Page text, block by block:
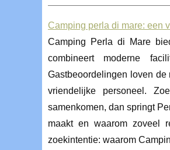
Camping perla di mare: een
Camping Perla di Mare
combineert moderne
Gastbeoordelingen loven
vriendelijke personeel.
samenkomen, dan springt
maakt en waarom zoveel
zoekintentie: waarom